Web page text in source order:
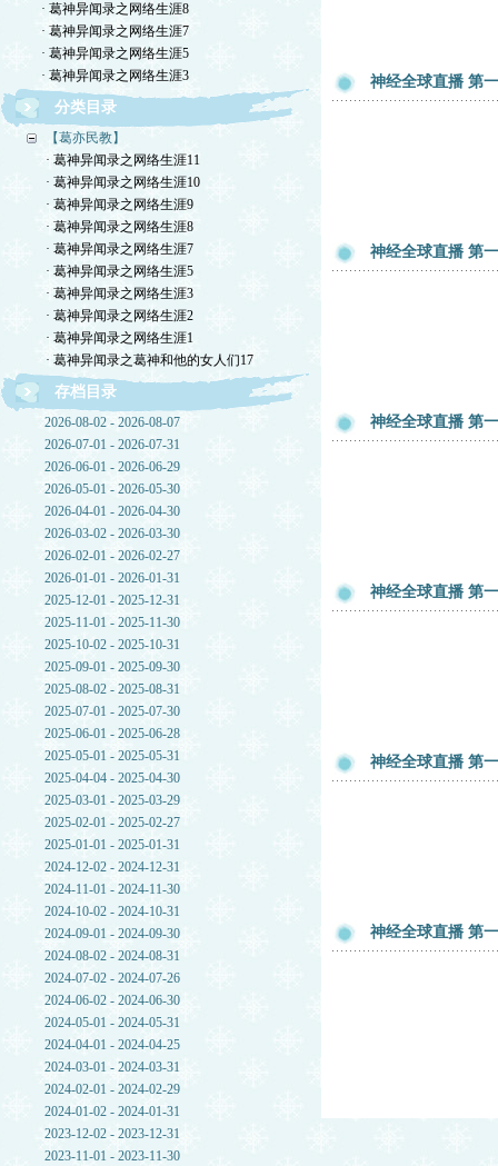
· 葛神异闻录之网络生涯8
· 葛神异闻录之网络生涯7
· 葛神异闻录之网络生涯5
· 葛神异闻录之网络生涯3
分类目录
【葛亦民教】
· 葛神异闻录之网络生涯11
· 葛神异闻录之网络生涯10
· 葛神异闻录之网络生涯9
· 葛神异闻录之网络生涯8
· 葛神异闻录之网络生涯7
· 葛神异闻录之网络生涯5
· 葛神异闻录之网络生涯3
· 葛神异闻录之网络生涯2
· 葛神异闻录之网络生涯1
· 葛神异闻录之葛神和他的女人们17
存档目录
2026-08-02 - 2026-08-07
2026-07-01 - 2026-07-31
2026-06-01 - 2026-06-29
2026-05-01 - 2026-05-30
2026-04-01 - 2026-04-30
2026-03-02 - 2026-03-30
2026-02-01 - 2026-02-27
2026-01-01 - 2026-01-31
2025-12-01 - 2025-12-31
2025-11-01 - 2025-11-30
2025-10-02 - 2025-10-31
2025-09-01 - 2025-09-30
2025-08-02 - 2025-08-31
2025-07-01 - 2025-07-30
2025-06-01 - 2025-06-28
2025-05-01 - 2025-05-31
2025-04-04 - 2025-04-30
2025-03-01 - 2025-03-29
2025-02-01 - 2025-02-27
2025-01-01 - 2025-01-31
2024-12-02 - 2024-12-31
2024-11-01 - 2024-11-30
2024-10-02 - 2024-10-31
2024-09-01 - 2024-09-30
2024-08-02 - 2024-08-31
2024-07-02 - 2024-07-26
2024-06-02 - 2024-06-30
2024-05-01 - 2024-05-31
2024-04-01 - 2024-04-25
2024-03-01 - 2024-03-31
2024-02-01 - 2024-02-29
2024-01-02 - 2024-01-31
2023-12-02 - 2023-12-31
2023-11-01 - 2023-11-30
神经全球直播 第
神经全球直播 第
神经全球直播 第
神经全球直播 第
神经全球直播 第
神经全球直播 第